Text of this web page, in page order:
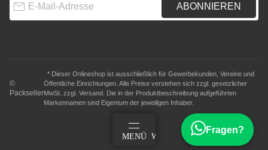
ABONNIEREN
©
Packseller
* Dieser Onlineshop ist ausschließlich für Gewerbekunden, Vereine und
Öffentliche Einrichtungen. Alle Preise verstehen sich zzgl. gesetzlicher
MwSt. zzgl. Versand . Die in der Produktbeschreibung aufgeführten
Markennamen sind Eigentum der jeweiligen Inhaber.
MENÜ WARENKORB
Fragen?